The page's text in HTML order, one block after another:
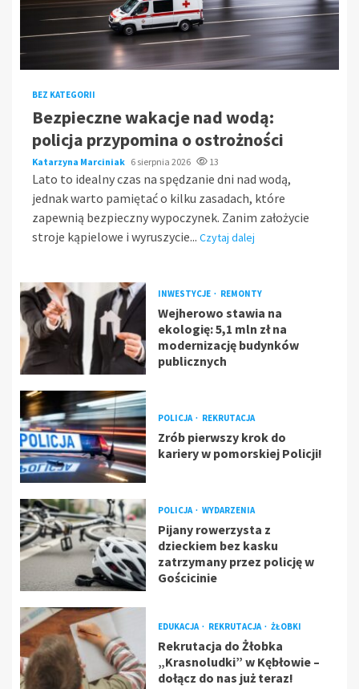
BEZ KATEGORII
Bezpieczne wakacje nad wodą:
policja przypomina o ostrożności
Katarzyna Marciniak 6 sierpnia 2026 13
Lato to idealny czas na spędzanie dni nad wodą,
jednak warto pamiętać o kilku zasadach, które
zapewnią bezpieczny wypoczynek. Zanim założycie
stroje kąpielowe i wyruszycie... Czytaj dalej
INWESTYCJE REMONTY
Wejherowo stawia na
ekologię: 5,1 mln zł na
modernizację budynków
publicznych
POLICJA REKRUTACJA
Zrób pierwszy krok do
kariery w pomorskiej Policji!
POLICJA WYDARZENIA
Pijany rowerzysta z
dzieckiem bez kasku
zatrzymany przez policję w
Gościcinie
EDUKACJA REKRUTACJA ŻŁOBKI
Rekrutacja do Żłobka
„Krasnoludki” w Kębłowie –
dołącz do nas już teraz!